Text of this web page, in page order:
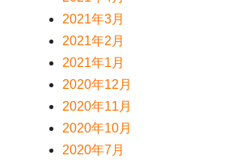
2021年3月
2021年2月
2021年1月
2020年12月
2020年11月
2020年10月
2020年7月